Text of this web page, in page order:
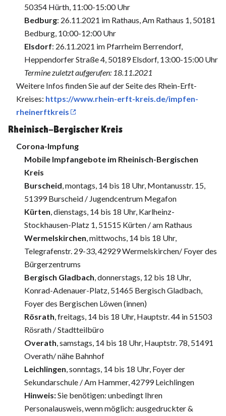
50354 Hürth, 11:00-15:00 Uhr
Bedburg: 26.11.2021 im Rathaus, Am Rathaus 1, 50181
Bedburg, 10:00-12:00 Uhr
Elsdorf: 26.11.2021 im Pfarrheim Berrendorf,
Heppendorfer Straße 4, 50189 Elsdorf, 13:00-15:00 Uhr
Termine zuletzt aufgerufen: 18.11.2021
Weitere Infos finden Sie auf der Seite des Rhein-Erft-
Kreises: https://www.rhein-erft-kreis.de/impfen-
rheinerftkreis
Rheinisch-Bergischer Kreis
Corona-Impfung
Mobile Impfangebote im Rheinisch-Bergischen
Kreis
Burscheid, montags, 14 bis 18 Uhr, Montanusstr. 15,
51399 Burscheid / Jugendcentrum Megafon
Kürten, dienstags, 14 bis 18 Uhr, ⁢Karlheinz-
Stockhausen-Platz 1, 51515 Kürten / am Rathaus
Wermelskirchen, mittwochs, 14 bis 18 Uhr,
Telegrafenstr. 29-33, 42929 Wermelskirchen/ Foyer des
Bürgerzentrums
Bergisch Gladbach, donnerstags, 12 bis 18 Uhr,
Konrad-Adenauer-Platz, 51465 Bergisch Gladbach,
Foyer des Bergischen Löwen (innen)
Rösrath, freitags, 14 bis 18 Uhr, Hauptstr. 44 in 51503
Rösrath / Stadtteilbüro
Overath, samstags, 14 bis 18 Uhr, Hauptstr. 78, 51491
Overath/ nähe Bahnhof
Leichlingen, sonntags, 14 bis 18 Uhr, Foyer der
Sekundarschule / Am Hammer, 42799 Leichlingen
Hinweis:Sie benötigen: unbedingt Ihren
Personalausweis, wenn möglich: ausgedruckter &